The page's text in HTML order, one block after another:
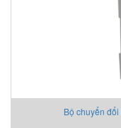
Bộ chuyển